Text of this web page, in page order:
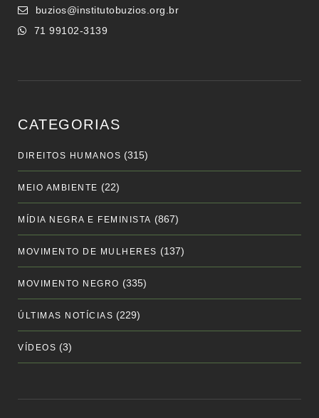
buzios@institutobuzios.org.br
71 99102-3139
CATEGORIAS
DIREITOS HUMANOS (315)
MEIO AMBIENTE (22)
MÍDIA NEGRA E FEMINISTA (867)
MOVIMENTO DE MULHERES (137)
MOVIMENTO NEGRO (335)
ÚLTIMAS NOTÍCIAS (229)
VÍDEOS (3)